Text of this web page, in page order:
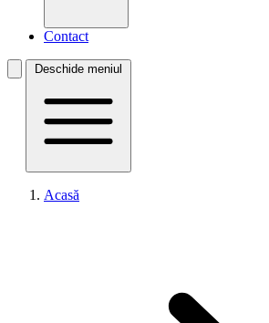
Contact
Deschide meniul
Acasă